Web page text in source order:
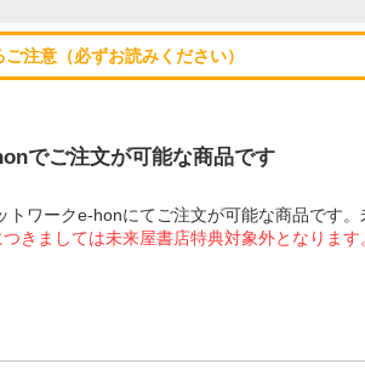
注意（必ずお読みください）
でご注文が可能な商品です
トワークe-honにてご注文が可能な商品です
きましては未来屋書店特典対象外となります